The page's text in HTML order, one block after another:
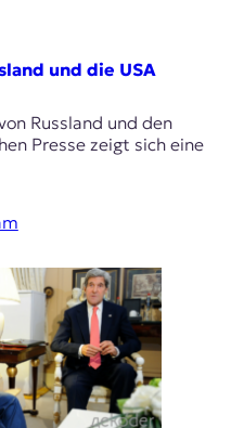
und die USA
Russland und den
Presse zeigt sich eine